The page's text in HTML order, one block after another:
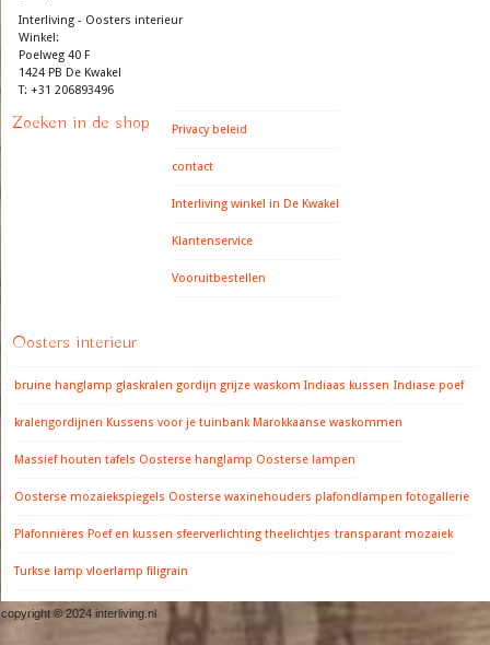
Interliving - Oosters interieur
Winkel:
Poelweg 40 F
1424 PB De Kwakel
T: +31 206893496
Zoeken in de shop Privacy beleid
contact
Interliving winkel in De Kwakel
Klantenservice
Vooruitbestellen
Oosters interieur
bruine hanglamp glaskralen gordijn grijze waskom Indiaas kussen Indiase poef
kralengordijnen Kussens voor je tuinbank Marokkaanse waskommen
Massief houten tafels Oosterse hanglamp Oosterse lampen
Oosterse mozaiekspiegels Oosterse waxinehouders plafondlampen fotogallerie
Plafonnières Poef en kussen sfeerverlichting theelichtjes transparant mozaiek
Turkse lamp vloerlamp filigrain
copyright © 2024 interliving.nl